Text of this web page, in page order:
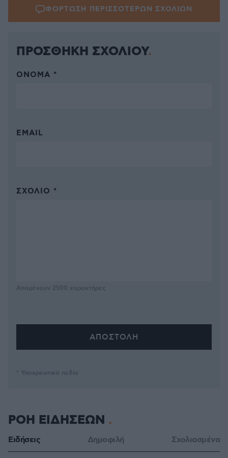
ΦΟΡΤΩΣΗ ΠΕΡΙΣΣΟΤΕΡΩΝ ΣΧΟΛΙΩΝ
ΠΡΟΣΘΗΚΗ ΣΧΟΛΙΟΥ
ΌΝΟΜΑ *
EMAIL
ΣΧΌΛΙΟ *
Απομένουν 2500 χαρακτήρες
* Υποχρεωτικά πεδία
ΡΟΗ ΕΙΔΗΣΕΩΝ
Ειδήσεις Δημοφιλή Σχολιασμένα